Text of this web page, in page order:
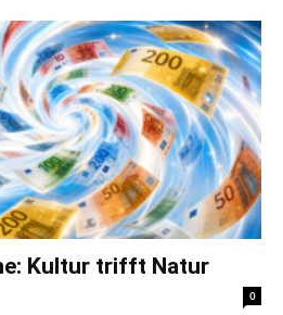
Kultur trifft Natur
0